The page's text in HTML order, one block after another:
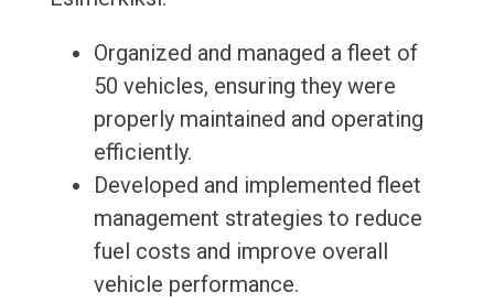
Organized and managed a fleet of
50 vehicles, ensuring they were
properly maintained and operating
efficiently.
Developed and implemented fleet
management strategies to reduce
fuel costs and improve overall
vehicle performance.